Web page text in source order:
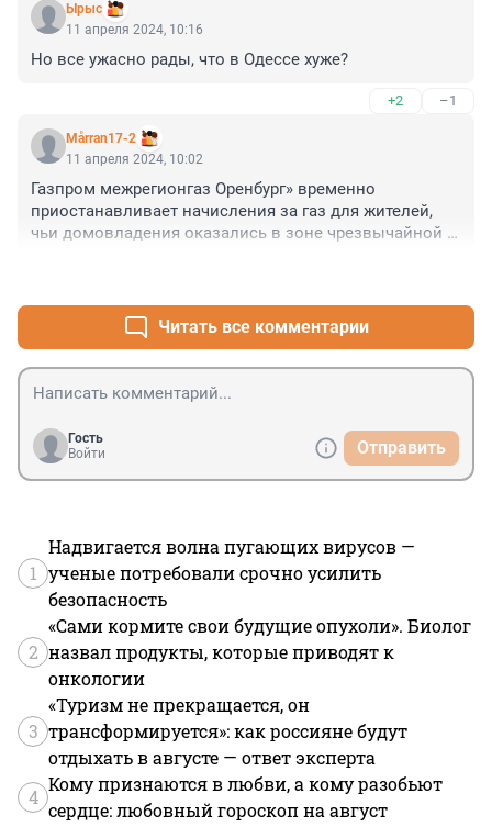
Ырыс
11 апреля 2024, 10:16
Но все ужасно рады, что в Одессе хуже?
+2 –1
Mårran17-2
11 апреля 2024, 10:02
Газпром межрегионгаз Оренбург» временно
приостанавливает начисления за газ для жителей,
чьи домовладения оказались в зоне чрезвычайной
Читать все комментарии
Гость
Войти
Отправить
1
Надвигается волна пугающих вирусов —
ученые потребовали срочно усилить
безопасность
2
«Сами кормите свои будущие опухоли». Биолог
назвал продукты, которые приводят к
онкологии
3
«Туризм не прекращается, он
трансформируется»: как россияне будут
отдыхать в августе — ответ эксперта
4
Кому признаются в любви, а кому разобьют
сердце: любовный гороскоп на август